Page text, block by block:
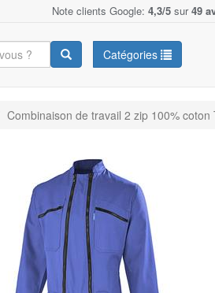
Note clients Google: 4,3/5 sur49
Catégories
Combinaison de travail 2 zip 100% coton